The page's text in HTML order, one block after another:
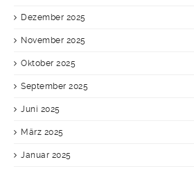
Dezember 2025
November 2025
Oktober 2025
September 2025
Juni 2025
März 2025
Januar 2025